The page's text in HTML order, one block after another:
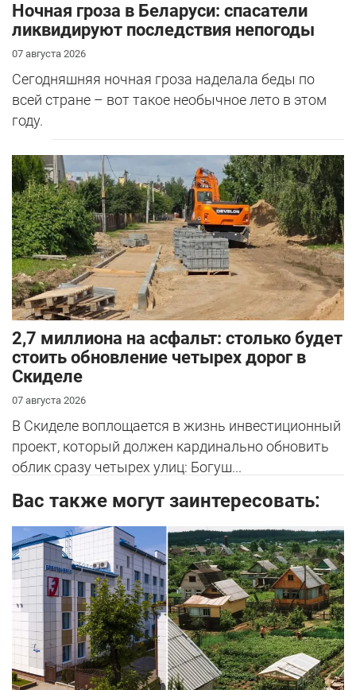
Ночная гроза в Беларуси: спасатели
ликвидируют последствия непогоды
07 августа 2026
Сегодняшняя ночная гроза наделала беды по
всей стране – вот такое необычное лето в этом
году.
2,7 миллиона на асфальт: столько будет
стоить обновление четырех дорог в
Скиделе
07 августа 2026
В Скиделе воплощается в жизнь инвестиционный
проект, который должен кардинально обновить
облик сразу четырех улиц: Богуш...
Вас также могут заинтересовать: